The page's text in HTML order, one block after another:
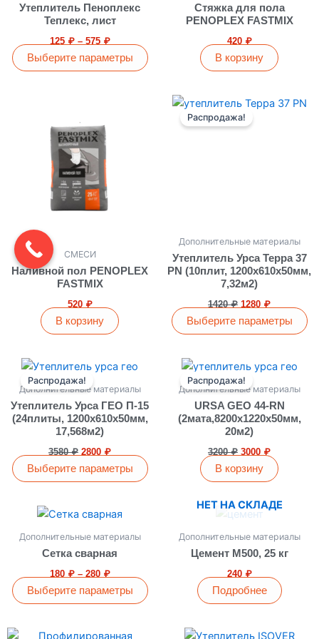
Утеплитель Пеноплекс
Теплекс, лист
125 ₽ – 575 ₽
Выберите параметры
вариаций.
Опции
можно
выбрать
товара.
Стяжка для пола
PENOPLEX FASTMIX
420 ₽
В корзину
СМЕСИ
Наливной пол PENOPLEX
FASTMIX
520 ₽
В корзину
Распродажа!
Дополнительные материалы
Утеплитель Урса Терра 37
PN (10плит, 1200х610х50мм,
7,32м2)
1420₽
Первоначальная
цена
составляла
1280 ₽
Текущая
Выберите параметры
Этот
товар
на
странице
товара.
Распродажа!
Дополнительные материалы
Утеплитель Урса ГЕО П-15
(24плиты, 1200х610х50мм,
17,568м2)
3580₽
Первоначальная
цена
составляла
3580 ₽.
2800 ₽
Текущая
2800 ₽.
Выберите параметры
Этот
товар
имеет
несколько
вариаций.
Опции
можно
выбрать
странице
товара.
Распродажа!
Дополнительные материалы
URSA GEO 44-RN
(2мата,8200х1220х50мм,
20м2)
3200₽
Первоначальная
цена
составляла
3200 ₽.
3000 ₽
Текущая
3000 ₽.
В корзину
Дополнительные материалы
Сетка сварная
180 ₽ – 280 ₽
Диапазон
180 ₽
280 ₽
Выберите параметры
Этот
вариаций.
Опции
выбрать
НЕТ НА СКЛАДЕ
Дополнительные материалы
Цемент М500, 25 кг
240 ₽
Подробнее
Первоначальная
Текущая
Диапазон
Этот